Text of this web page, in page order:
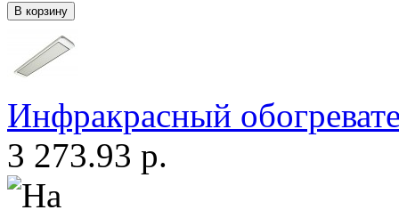
Инфракрасный
3 273.93 р.